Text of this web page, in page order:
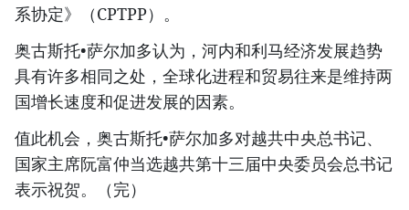
系协定》（CPTPP）。
奥古斯托•萨尔加多认为，河内和利马经济发展趋势
具有许多相同之处，全球化进程和贸易往来是维持两
国增长速度和促进发展的因素。
值此机会，奥古斯托•萨尔加多对越共中央总书记、
国家主席阮富仲当选越共第十三届中央委员会总书记
表示祝贺。（完）